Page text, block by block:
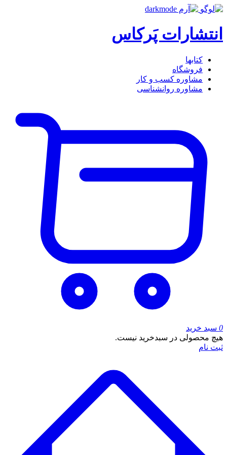
انتشارات پَرکاس
کتاب‎ها
فروشگاه
مشاوره کسب و کار
مشاوره روان‎شناسی
0 سبد خرید
هیچ محصولی در سبدخرید نیست.
ثبت نام